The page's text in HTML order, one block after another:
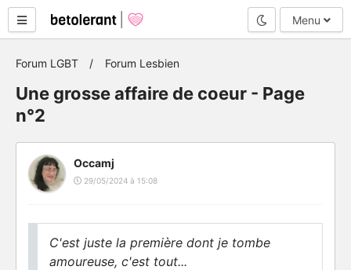
Mode nuit
Menu
Forum LGBT Forum Lesbien
Une grosse affaire de coeur - Page
n°2
Occamj
29/05/2024 à 15:08
C'est juste la première dont je tombe
amoureuse, c'est tout...